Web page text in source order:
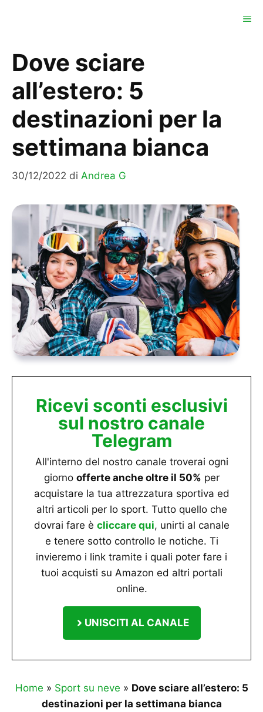
Dove sciare
all’estero: 5
destinazioni per la
settimana bianca
30/12/2022 di Andrea G
Ricevi sconti esclusivi
sul nostro canale
Telegram
All'interno del nostro canale troverai ogni
giorno offerte anche oltre il 50% per
acquistare la tua attrezzatura sportiva ed
altri articoli per lo sport. Tutto quello che
dovrai fare è cliccare qui, unirti al canale
e tenere sotto controllo le notiche. Ti
invieremo i link tramite i quali poter fare i
tuoi acquisti su Amazon ed altri portali
online.
UNISCITI AL CANALE
Home » Sport su neve » Dove sciare all’estero: 5
destinazioni per la settimana bianca